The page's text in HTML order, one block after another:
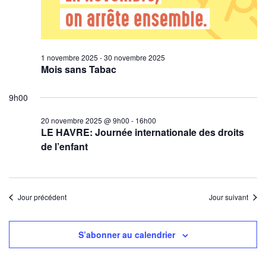
Mois sans Tabac
1 novembre 2025 -30 novembre 2025
9h00
LE HAVRE: Journée internationale des droits
de l’enfant
20 novembre 2025 @ 9h00 - 16h00
Jour précédent Jour suivant
S’abonner au calendrier